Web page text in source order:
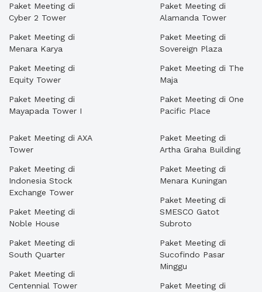
Paket Meeting di
Cyber 2 Tower
Paket Meeting di
Menara Karya
Paket Meeting di
Equity Tower
Paket Meeting di
Mayapada Tower I
Paket Meeting di
Alamanda Tower
Paket Meeting di
Sovereign Plaza
Paket Meeting di The
Maja
Paket Meeting di One
Pacific Place
Paket Meeting di AXA
Tower
Paket Meeting di
Indonesia Stock
Exchange Tower
Paket Meeting di
Noble House
Paket Meeting di
South Quarter
Paket Meeting di
Centennial Tower
Paket Meeting di
Artha Graha Building
Paket Meeting di
Menara Kuningan
Paket Meeting di
SMESCO Gatot
Subroto
Paket Meeting di
Sucofindo Pasar
Minggu
Paket Meeting di